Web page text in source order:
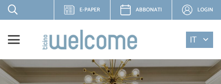
E-PAPER ABBONATI LOGIN
IT